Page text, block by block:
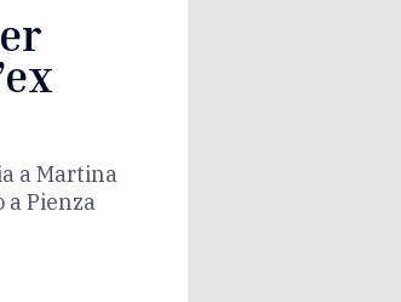
a Martina
Pienza